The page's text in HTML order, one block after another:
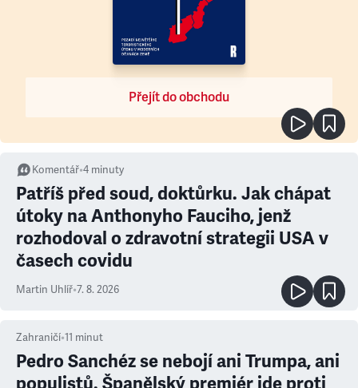
Přejít do obchodu
Komentář•4 minuty
Patříš před soud, doktůrku. Jak chápat
útoky na Anthonyho Fauciho, jenž
rozhodoval o zdravotní strategii USA v
časech covidu
Martin Uhlíř•7. 8. 2026
Zahraničí•11 minut
Pedro Sanchéz se nebojí ani Trumpa, ani
populistů. Španělský premiér jde proti